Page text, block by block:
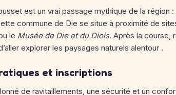
est un vrai passage mythique de la région :
commune de Die se situe à proximité de
le Musée de Die et du Diois. Après la course,
explorer les paysages naturels alentour .
et inscriptions
de ravitaillements, une sécurité et un